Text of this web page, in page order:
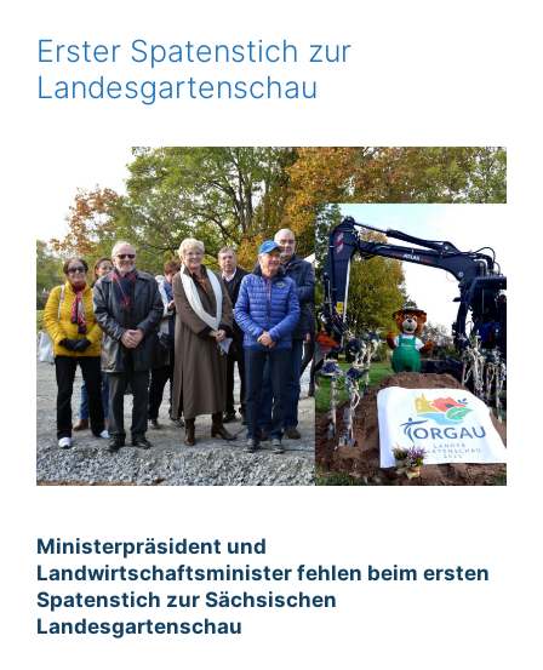
Erster Spatenstich zur
Landesgartenschau
Ministerpräsident und
Landwirtschaftsminister fehlen beim ersten
Spatenstich zur Sächsischen
Landesgartenschau